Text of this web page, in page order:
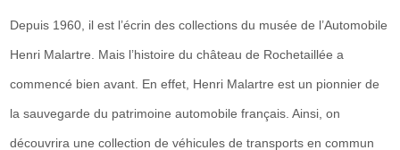
Depuis 1960, il est l’écrin des collections du musée de l’Automobile
Henri Malartre. Mais l’histoire du château de Rochetaillée a
commencé bien avant. En effet, Henri Malartre est un pionnier de
la sauvegarde du patrimoine automobile français. Ainsi, on
découvrira une collection de véhicules de transports en commun